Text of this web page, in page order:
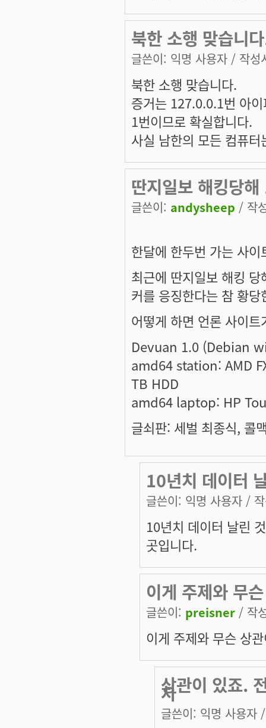
북한 소행 맞습니
글쓴이: 익명 사용자 / 작성
북한 소행 맞습니다.
증거는 127.0.0.1번 아
1번이므로 확실합니다.
사실 남한의 모든 컴퓨
딴지일보 해킹당
글쓴이: andysheep / 작
한달에 한두번 가는 사이
최근에 딴지일보 해킹
커를 응징한다는 참 황
어떻게 하면 언론 사이
Devuan 1.0 (Debian
amd64 station: AMD
TB HDD
amd64 laptop: HP
글쇠판: 세벌 최종식, 콜
10년치 데이터
글쓴이: 익명 사용자 /
10년치 데이터 날린
곳입니다.
이게 주제와 무
글쓴이: preisner / 작
이게 주제와 무슨 상
상관이 있죠.
차
글쓴이: 익명 사용자